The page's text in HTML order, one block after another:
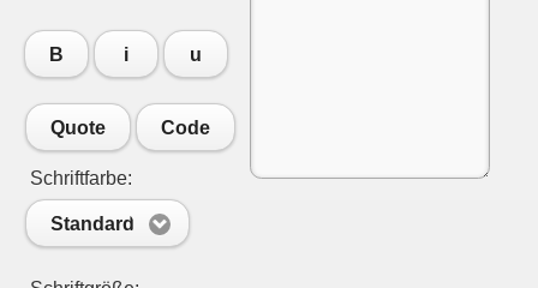
B i u
Quote Code
Schriftfarbe:
Standard